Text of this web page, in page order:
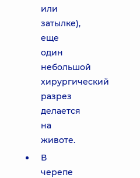
или
затылке),
еще
один
небольшой
хирургический
разрез
делается
на
животе.
В
черепе